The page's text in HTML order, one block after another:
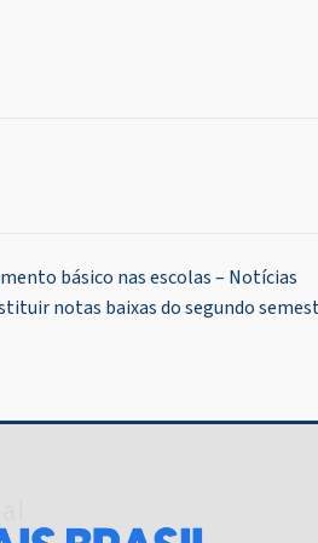
básico nas escolas – Notícias
notas baixas do segundo